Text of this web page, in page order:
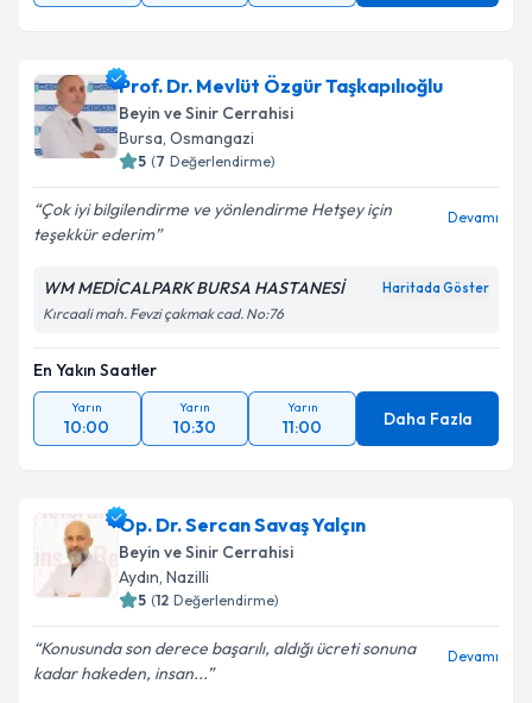
Prof. Dr. Mevlüt Özgür Taşkapılıoğlu
Beyin ve Sinir Cerrahisi
Bursa, Osmangazi
5 (7 Değerlendirme)
Çok iyi bilgilendirme ve yönlendirme Hetşey için
teşekkür ederim
Devamı
WM MEDİCALPARK BURSA HASTANESİ Haritada Göster
Kırcaali mah. Fevzi çakmak cad. No:76
En Yakın Saatler
Yarın
10:00
Yarın
10:30
Yarın
11:00 Daha Fazla
Op. Dr. Sercan Savaş Yalçın
Beyin ve Sinir Cerrahisi
Aydın, Nazilli
5 (12 Değerlendirme)
Konusunda son derece başarılı, aldığı ücreti sonuna
kadar hakeden, insan...
Devamı